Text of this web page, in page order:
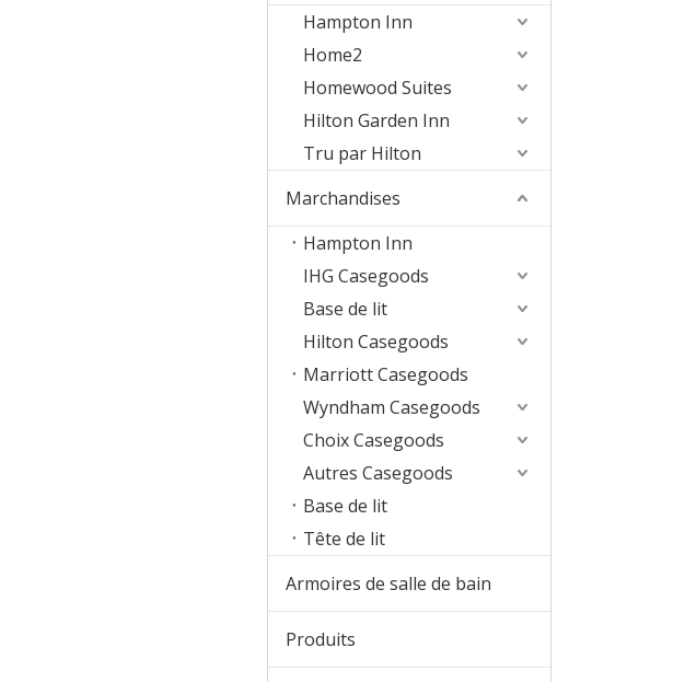
Hampton Inn
Home2
Homewood Suites
Hilton Garden Inn
Tru par Hilton
Marchandises
Hampton Inn
IHG Casegoods
Base de lit
Hilton Casegoods
Marriott Casegoods
Wyndham Casegoods
Choix Casegoods
Autres Casegoods
Base de lit
Tête de lit
Armoires de salle de bain
Produits